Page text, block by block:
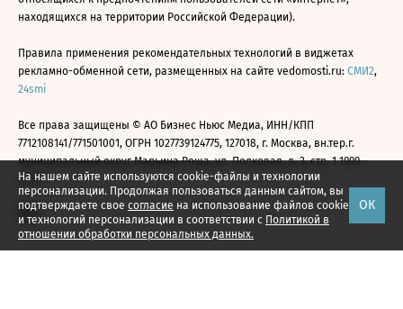
На нашем сайте используются cookie-файлы и технологии
персонализации. Продолжая пользоваться данным сайтом, вы
подтверждаете свое согласие на использование файлов cookie
и технологий персонализации в соответствии с Политикой в
отношении обработки персональных данных.
ОК
находящихся на территории Российской Федерации).
Правила применения рекомендательных технологий в виджетах
рекламно-обменной сети, размещенных на сайте vedomosti.ru: СМИ2,
24smi
Все права защищены © АО Бизнес Ньюс Медиа, ИНН/КПП
7712108141/771501001, ОГРН 1027739124775, 127018, г. Москва, вн.тер.г.
муниципальный округ Марьина Роща, ул. Полковая, д. 3, стр. 1 1999—
2026